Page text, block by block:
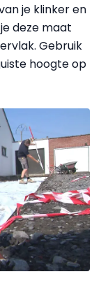
je klinker en
deze maat
Gebruik
hoogte op